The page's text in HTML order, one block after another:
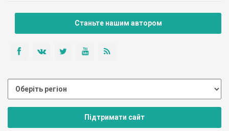
Станьте нашим автором
Підтримати сайт